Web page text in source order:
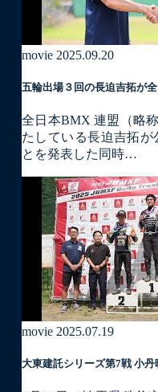
movie 2025.09.20
五輪出場３回の長迫吉拓が
全日本BMX 連盟（略
たしている長迫吉拓が
とを発表した同時…
movie 2025.07.19
大東建託シリーズ第7戦 ⼩